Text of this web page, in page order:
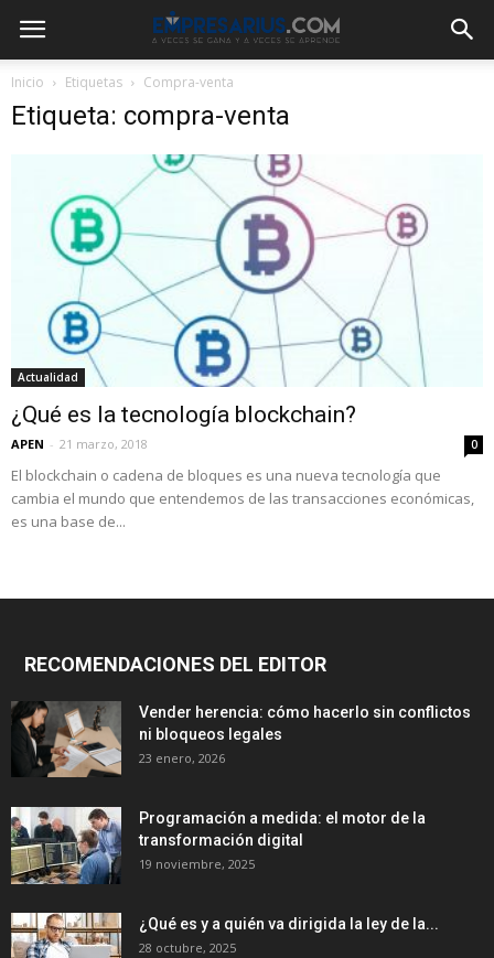
Inicio Etiquetas Compra-venta
Etiqueta: compra-venta
Actualidad
¿Qué es la tecnología blockchain?
APEN - 21 marzo, 2018 0
El blockchain o cadena de bloques es una nueva tecnología que
cambia el mundo que entendemos de las transacciones económicas,
es una base de...
RECOMENDACIONES DEL EDITOR
Vender herencia: cómo hacerlo sin conflictos
ni bloqueos legales
23 enero, 2026
Programación a medida: el motor de la
transformación digital
19 noviembre, 2025
¿Qué es y a quién va dirigida la ley de la...
28 octubre, 2025